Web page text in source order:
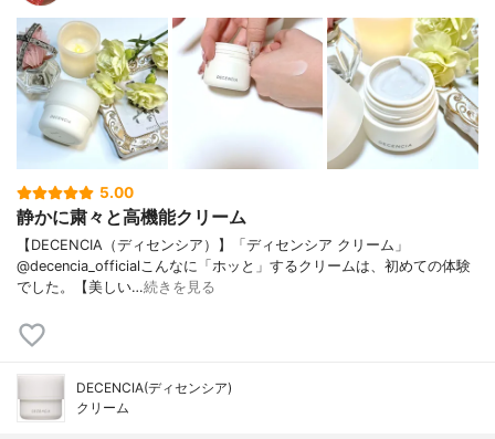
5.00
静かに粛々と高機能クリーム
【DECENCIA（ディセンシア）】「ディセンシア クリーム」
@decencia_officialこんなに「ホッと」するクリームは、初めての体験
でした。【美しい…続きを見る
DECENCIA(ディセンシア)
クリーム